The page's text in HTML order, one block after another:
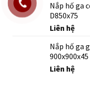
Nắp hố ga
D850x75
Liên hệ
Nắp hố ga
900x900x45
Liên hệ